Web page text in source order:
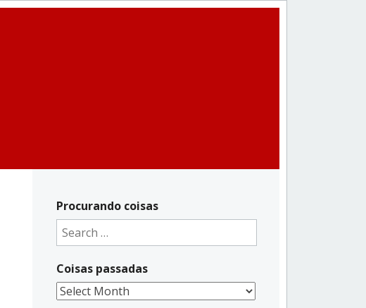
Procurando coisas
Search
for:
Coisas passadas
Coisas